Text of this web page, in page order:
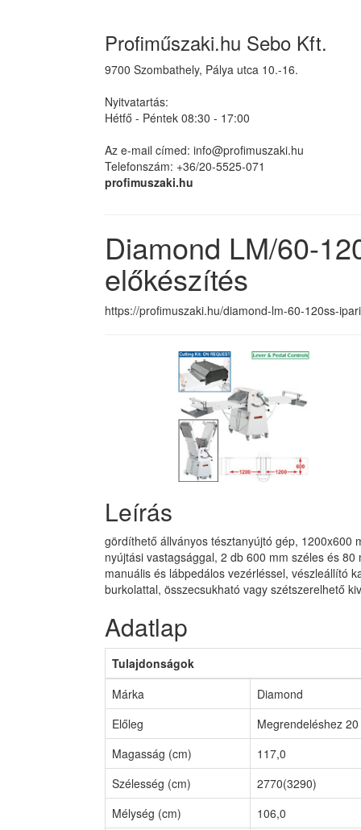
Profiműszaki.hu Sebo Kft.
9700 Szombathely, Pálya utca 10.-16.
Nyitvatartás:
Hétfő - Péntek 08:30 - 17:00
Az e-mail címed: info@profimuszaki.hu
Telefonszám: +36/20-5525-071
profimuszaki.hu
Diamond LM/60-
előkészítés
https://profimuszaki.hu/diamond-lm-60-120ss-
Leírás
gördíthető állványos tésztanyújtó gép, 1200x600
nyújtási vastagsággal, 2 db 600 mm széles és
manuális és lábpedálos vezérléssel, vészleállító
burkolattal, összecsukható vagy szétszerelhető
Adatlap
Tulajdonságok
Márka
Diamond
Előleg
Megrendeléshez
Magasság (cm)
117,0
Szélesség (cm)
2770(3290)
Mélység (cm)
106,0